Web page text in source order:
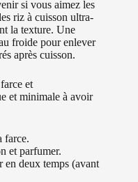
si vous aimez les
riz à cuisson ultra-
la texture. Une
froide pour enlever
après cuisson.
et
et minimale à avoir
farce.
et parfumer.
en deux temps (avant